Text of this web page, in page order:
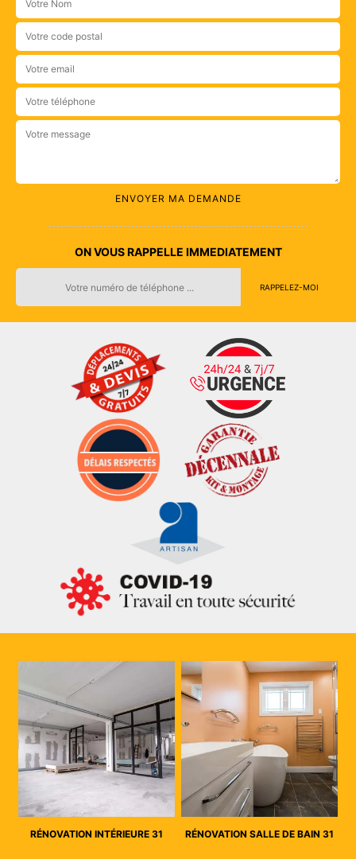
ON VOUS RAPPELLE IMMEDIATEMENT
RÉNOVATION INTÉRIEURE 31 RÉNOVATION SALLE DE BAIN 31